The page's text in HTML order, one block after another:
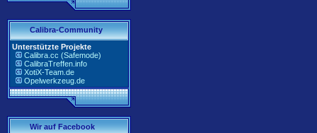
Calibra-Community
Unterstützte Projekte
Calibra.cc (Safemode)
CalibraTreffen.info
XotiX-Team.de
Opelwerkzeug.de
Wir auf Facebook